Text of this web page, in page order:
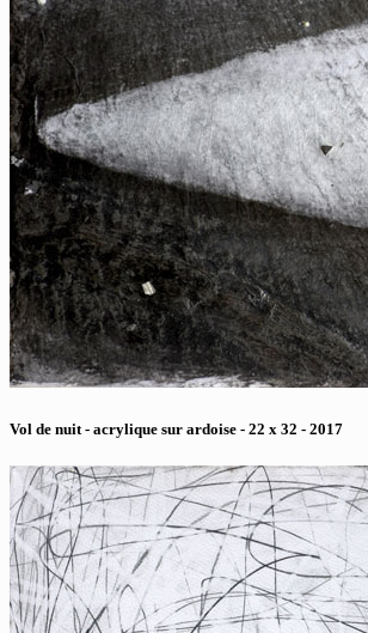
Vol de nuit - acrylique sur ardoise - 22 x 32 - 2017